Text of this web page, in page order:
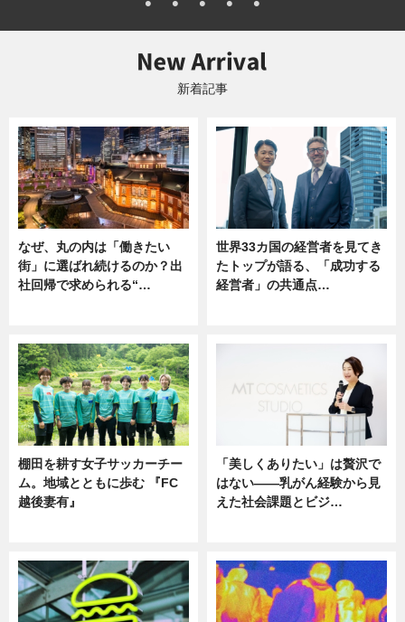
新着記事
なぜ、丸の内は「働きたい
街」に選ばれ続けるのか？出
社回帰で求められる“…
世界33カ国の経営者を見てき
たトップが語る、「成功する
経営者」の共通点…
棚田を耕す女子サッカーチー
ム。地域とともに歩む 『FC
越後妻有』
「美しくありたい」は贅沢で
はない――乳がん経験から見
えた社会課題とビジ…